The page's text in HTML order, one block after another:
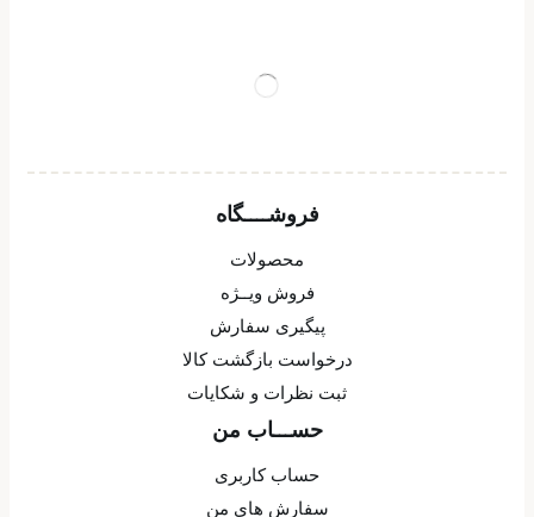
فروشــــگاه
محصولات
فروش ویــژه
پیگیری سفارش
درخواست بازگشت کالا
ثبت نظرات و شکایات
حســـاب من
حساب کاربری
سفارش های من